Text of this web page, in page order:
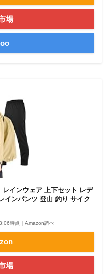
場
インウェア 上下セット レデ
インパンツ 登山 釣り サイク
時点｜Amazon調べ
場